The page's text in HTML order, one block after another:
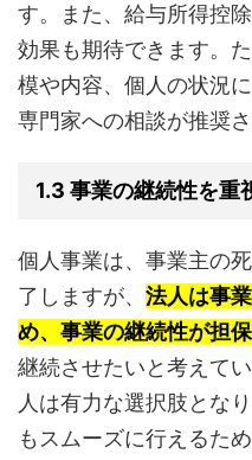
す。また、給与所得控
効果も期待できます。
模や内容、個人の状況
専門家への相談が推奨さ
1.3 事業の継続性を重
個人事業は、事業主の
了しますが、 法人は事
め、事業の継続性が担保
継続させたいと考えて
人は有力な選択肢とな
もスムーズに行えるた